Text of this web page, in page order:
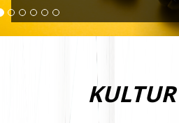
KULTUR